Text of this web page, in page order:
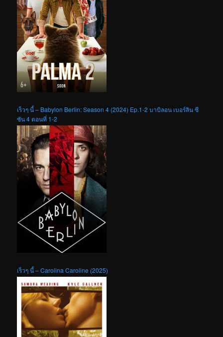
เร็วๆ นี้ – Babylon Berlin: Season 4 (2024) Ep.1-2 บาบิลอน เบอร์ลิน ซี
ซัน 4 ตอนที่ 1-2
เร็วๆ นี้ – Carolina Caroline (2025)